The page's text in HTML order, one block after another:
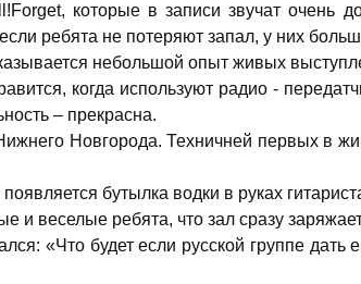
которые в записи звучат очень
ребята не потеряют запал, у них
небольшой опыт живых
когда используют радио -
– прекрасна.
Новгорода. Техничней первых в
бутылка водки в руках
и веселые ребята, что зал сразу
«Что будет если русской группе дать